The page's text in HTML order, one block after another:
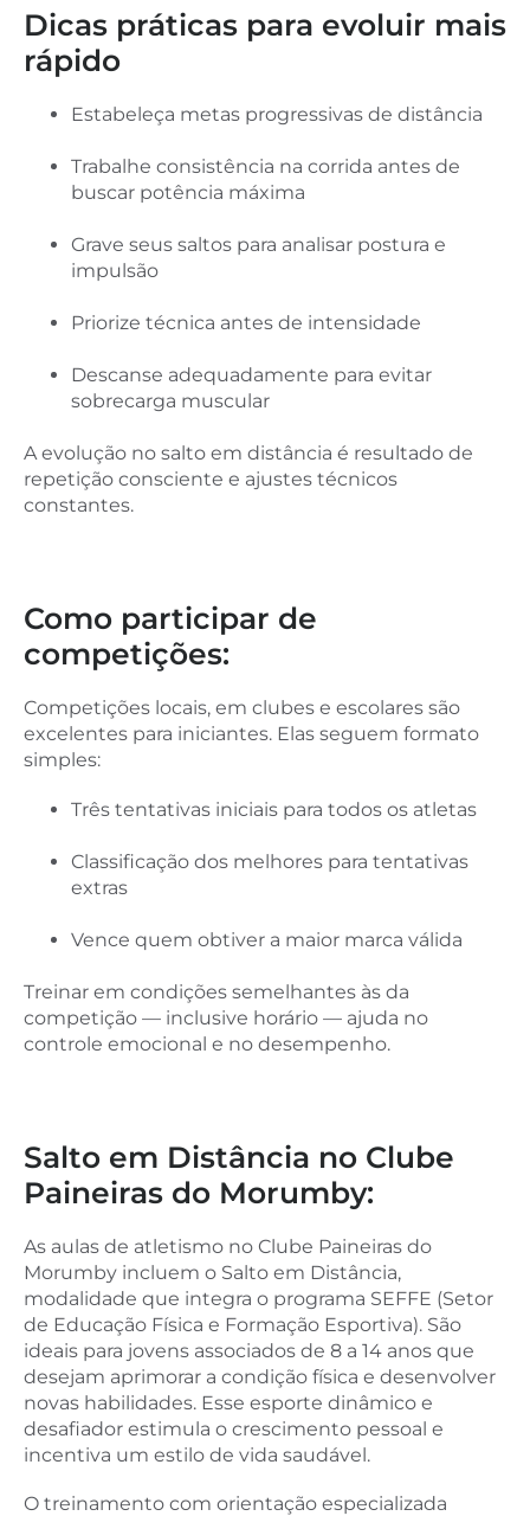
Dicas práticas para evoluir mais
rápido
Estabeleça metas progressivas de distância
Trabalhe consistência na corrida antes de
buscar potência máxima
Grave seus saltos para analisar postura e
impulsão
Priorize técnica antes de intensidade
Descanse adequadamente para evitar
sobrecarga muscular
A evolução no salto em distância é resultado de
repetição consciente e ajustes técnicos
constantes.
Como participar de
competições:
Competições locais, em clubes e escolares são
excelentes para iniciantes. Elas seguem formato
simples:
Três tentativas iniciais para todos os atletas
Classificação dos melhores para tentativas
extras
Vence quem obtiver a maior marca válida
Treinar em condições semelhantes às da
competição — inclusive horário — ajuda no
controle emocional e no desempenho.
Salto em Distância no Clube
Paineiras do Morumby:
As aulas de atletismo no Clube Paineiras do
Morumby incluem o Salto em Distância,
modalidade que integra o programa SEFFE (Setor
de Educação Física e Formação Esportiva). São
ideais para jovens associados de 8 a 14 anos que
desejam aprimorar a condição física e desenvolver
novas habilidades. Esse esporte dinâmico e
desafiador estimula o crescimento pessoal e
incentiva um estilo de vida saudável.
O treinamento com orientação especializada